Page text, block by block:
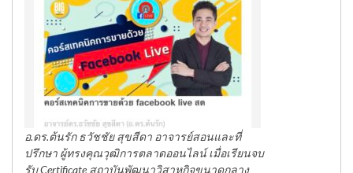
อ.ดร.ต้นรัก ธวัชชัย สุขสีดา อาจารย์สอนและที่
ปรึกษา ผู้ทรงคุณวุฒิการตลาดออนไลน์ เมื่อเรียนจบ
รับ Certificate สถาบันพัฒนาวิสาหกิจขนาดกลาง